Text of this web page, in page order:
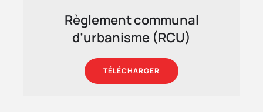
Règlement communal
d’urbanisme (RCU)
TÉLÉCHARGER